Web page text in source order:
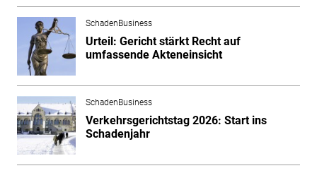
SchadenBusiness
Urteil: Gericht stärkt Recht auf
umfassende Akteneinsicht
SchadenBusiness
Verkehrsgerichtstag 2026: Start ins
Schadenjahr